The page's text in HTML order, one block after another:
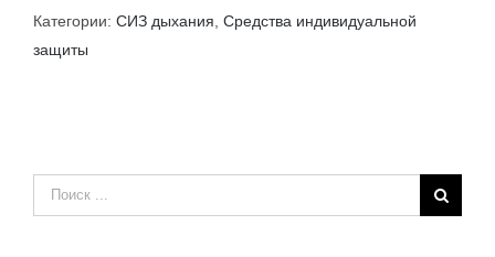
Категории: СИЗ дыхания Средства индивидуальной
защиты
Результат
поиска: